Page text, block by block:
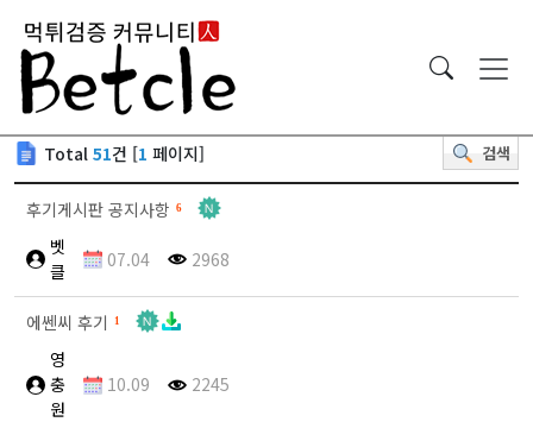
Total 51건 [1 페이지] 검색
후기게시판 공지사항 6
벳
클
07.04 2968
에쎈씨 후기 1
영
충
원
10.09 2245